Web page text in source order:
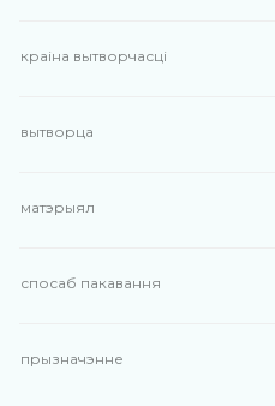
краіна вытворчасці
вытворца
матэрыял
спосаб пакавання
прызначэнне